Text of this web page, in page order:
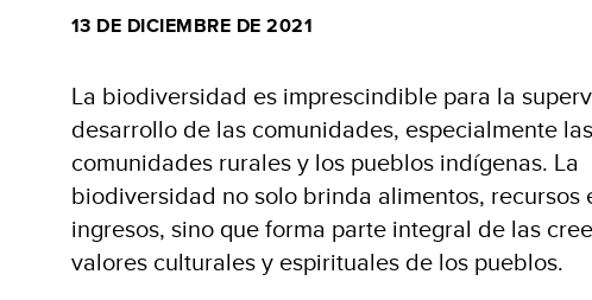
13 DE DICIEMBRE DE 2021
La biodiversidad es imprescindible para la
desarrollo de las comunidades, especialmente las
comunidades rurales y los pueblos indígenas. La
biodiversidad no solo brinda alimentos, recursos
ingresos, sino que forma parte integral de las
valores culturales y espirituales de los pueblos.